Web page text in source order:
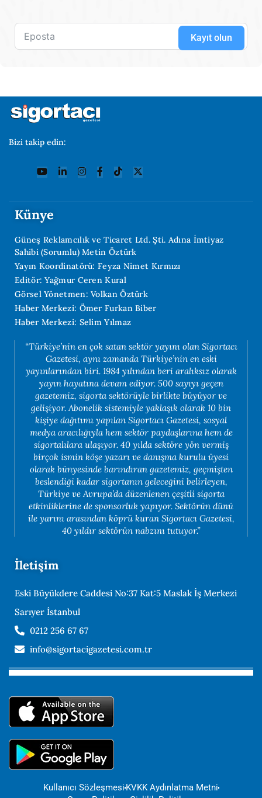
Kayıt olun
Bizi takip edin:
Künye
Güneş Reklamcılık ve Ticaret Ltd. Şti. Adına İmtiyaz
Sahibi (Sorumlu) Metin Öztürk
Yayın Koordinatörü: Feyza Nimet Kırmızı
Editör: Yağmur Ceren Kural
Görsel Yönetmen: Volkan Öztürk
Haber Merkezi: Ömer Furkan Biber
Haber Merkezi: Selim Yılmaz
“Türkiye’nin en çok satan sektör yayını olan Sigortacı
Gazetesi, aynı zamanda Türkiye’nin en eski
yayınlarından biri. 1984 yılından beri aralıksız olarak
yayın hayatına devam ediyor. 500 sayıyı geçen
gazetemiz, sigorta sektörüyle birlikte büyüyor ve
gelişiyor. Abonelik sistemiyle yaklaşık olarak 10 bin
kişiye dağıtımı yapılan Sigortacı Gazetesi, sosyal
medya aracılığıyla hem sektör paydaşlarına hem de
sigortalılara ulaşıyor. 40 yılda sektöre yön vermiş
birçok ismin köşe yazarı ve danışma kurulu üyesi
olarak bünyesinde barındıran gazetemiz, geçmişten
beslendiği kadar sigortanın geleceğini belirleyen,
Türkiye ve Avrupa’da düzenlenen çeşitli sigorta
etkinliklerine de sponsorluk yapıyor. Sektörün dünü
ile yarını arasından köprü kuran Sigortacı Gazetesi,
40 yıldır sektörün nabzını tutuyor.”
İletişim
Eski Büyükdere Caddesi No:37 Kat:5 Maslak İş Merkezi
Sarıyer İstanbul
0212 256 67 67
info@sigortacigazetesi.com.tr
Kullanıcı SözleşmesiKVKK Aydınlatma Metni